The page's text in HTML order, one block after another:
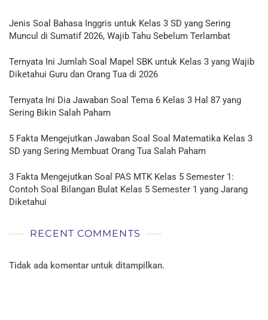
Jenis Soal Bahasa Inggris untuk Kelas 3 SD yang Sering
Muncul di Sumatif 2026, Wajib Tahu Sebelum Terlambat
Ternyata Ini Jumlah Soal Mapel SBK untuk Kelas 3 yang Wajib
Diketahui Guru dan Orang Tua di 2026
Ternyata Ini Dia Jawaban Soal Tema 6 Kelas 3 Hal 87 yang
Sering Bikin Salah Paham
5 Fakta Mengejutkan Jawaban Soal Soal Matematika Kelas 3
SD yang Sering Membuat Orang Tua Salah Paham
3 Fakta Mengejutkan Soal PAS MTK Kelas 5 Semester 1:
Contoh Soal Bilangan Bulat Kelas 5 Semester 1 yang Jarang
Diketahui
RECENT COMMENTS
Tidak ada komentar untuk ditampilkan.